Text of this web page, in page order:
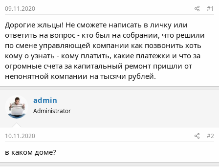
е
м
ы
л
09.11.2020 #1
Дорогие жльцы! Не сможете написать в личку или
ответить на вопрос - кто был на собрании, что решили
по смене управляющей компании как позвонить хоть
кому о узнать - кому платить, какие платежки и что за
огромные счета за капитальный ремонт пришли от
непонятной компании на тысячи рублей.
admin
Administrator
10.11.2020 #2
в каком доме?